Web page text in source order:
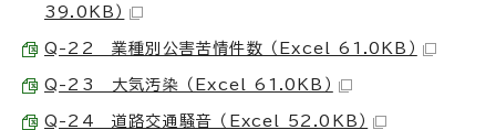
39.0KB）
Q-22 業種別公害苦情件数 （Excel 61.0KB）
Q-23 大気汚染 （Excel 61.0KB）
Q-24 道路交通騒音 （Excel 52.0KB）